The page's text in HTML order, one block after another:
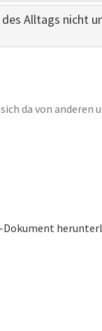
Alltags nicht
da von
Dokument